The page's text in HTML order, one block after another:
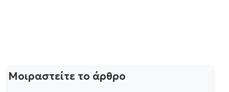
Μοιραστείτε το άρθρο